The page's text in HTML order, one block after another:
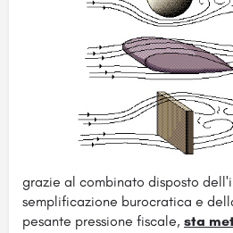
grazie al combinato disposto
semplificazione burocratica e
pesante pressione fiscale, sta